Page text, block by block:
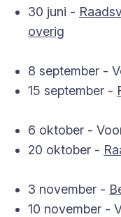
30 juni -
overig
8 september -
15 september -
6 oktober -
20 oktober -
3 november -
10 november -